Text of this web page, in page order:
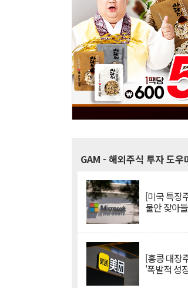
GAM - 해외주식 투자 도우
[미국 특징
불안 잦아
[홍콩 대장
'폭발적 성